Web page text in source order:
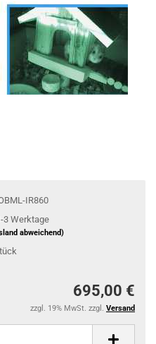
IR860
3 Werktage
abweichend)
695,00 €
zzgl. 19% MwSt. zzgl. Versand